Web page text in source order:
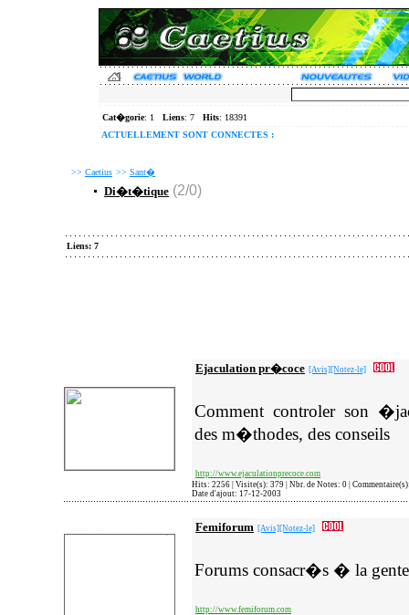
Cat�gorie: 1 Liens: 7 Hits: 18391
ACTUELLEMENT SONT CONNECTES :
>> Caetius >> Sant�
Di�t�tique (2/0)
Liens: 7
Ejaculation pr�coce [Avis] [Notez-le]
Comment controler son
des m�thodes, des conseils
http://www.ejaculationprecoce.com
Hits: 2256 | Visite(s): 379 | Nbr. de Notes: 0 |
Date d'ajout: 17-12-2003
Femiforum [Avis] [Notez-le]
Forums consacr�s � la
http://www.femiforum.com